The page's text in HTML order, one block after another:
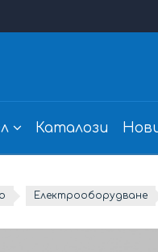
Каталози
Електрооборудване